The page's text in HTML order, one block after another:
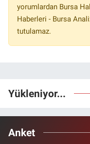
yorumlardan Bursa
Haberleri - Bursa
tutulamaz.
Yükleniyor...
Anket